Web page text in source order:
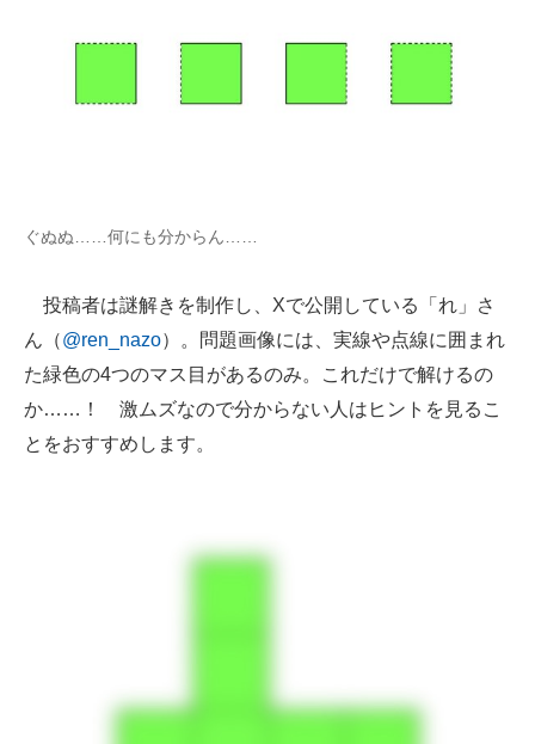
エレクトロニクス専門サイト
建設×テクノロジーの最前線
ぐぬぬ……何にも分からん……
投稿者は謎解きを制作し、Xで公開している「れ」さ
ん（@ren_nazo）。問題画像には、実線や点線に囲まれ
た緑色の4つのマス目があるのみ。これだけで解けるの
か……！ 激ムズなので分からない人はヒントを見るこ
とをおすすめします。